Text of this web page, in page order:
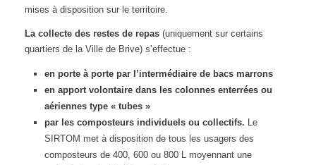
mises à disposition sur le territoire.
La collecte des restes de repas(uniquement sur certains
quartiers de la Ville de Brive) s’effectue :
en porte à porte par l’intermédiaire de bacs marrons
en apport volontaire dans les colonnes enterrées ou
aériennes type « tubes »
par les composteurs individuels ou collectifs. Le
SIRTOM met à disposition de tous les usagers des
composteurs de 400, 600 ou 800 L moyennant une